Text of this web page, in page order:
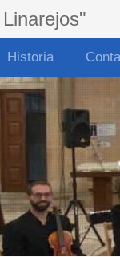
Historia